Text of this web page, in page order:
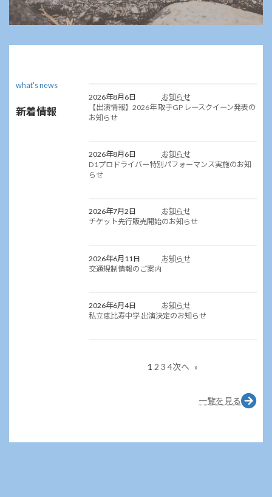
what's news
新着情報
2026年8月6日
お知らせ
【出演情報】2026年 取手GP レースクイーン発表の
お知らせ
2026年8月6日
お知らせ
D1プロドライバー特別パフォーマンス実施のお知
らせ
2026年7月2日
お知らせ
チケット先行販売開始のお知らせ
2026年6月11日
お知らせ
交通規制情報のご案内
2026年6月4日
お知らせ
私立恵比寿中学 出演決定のお知らせ
1 2 3 4次へ »
一覧を見るア
イ